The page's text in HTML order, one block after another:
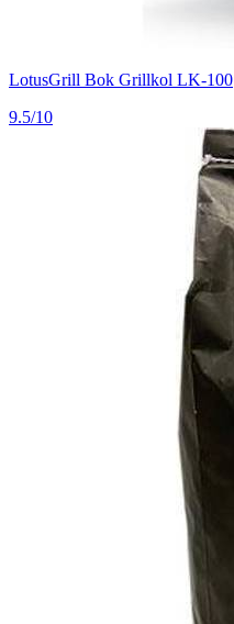
LotusGrill Bok Grillkol LK-100
9.5/10